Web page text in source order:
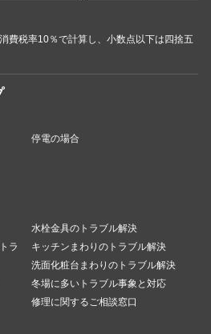
費税率10％で計算し、小数点以下は四捨五
停電の場合
水栓金具のトラブル解決
ラ
キッチンまわりのトラブル解決
洗面化粧台まわりのトラブル解決
冬場に多いトラブル事象と対応
修理に関するご相談窓口